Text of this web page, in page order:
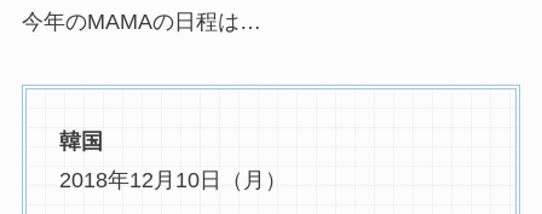
今年のMAMAの日程は…
韓国
2018年12月10日（月）